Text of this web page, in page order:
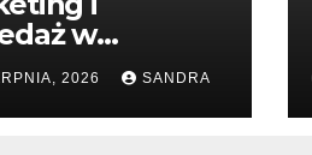
w
2026 SANDRA